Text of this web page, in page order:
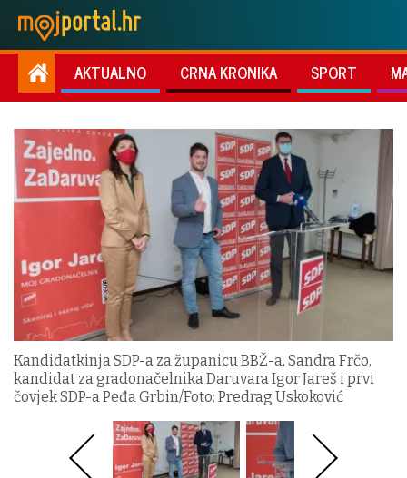
AKTUALNO CRNA KRONIKA SPORT
Kandidatkinja SDP-a za županicu BBŽ-a, Sandra Frčo,
kandidat za gradonačelnika Daruvara Igor Jareš i prvi
čovjek SDP-a Peđa Grbin/Foto: Predrag Uskoković